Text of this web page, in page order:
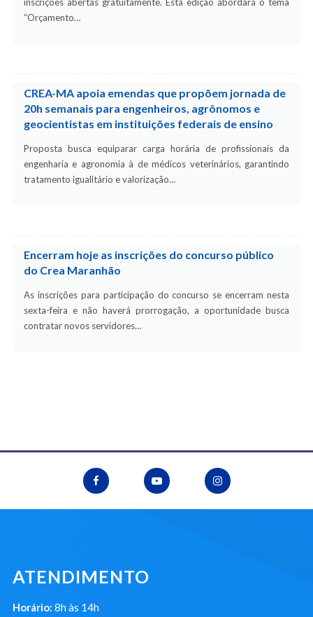
inscrições abertas gratuitamente. Esta edição abordará o tema
“Orçamento…
CREA-MA apoia emendas que propõem jornada de
20h semanais para engenheiros, agrônomos e
geocientistas em instituições federais de ensino
Proposta busca equiparar carga horária de profissionais da
engenharia e agronomia à de médicos veterinários, garantindo
tratamento igualitário e valorização…
Encerram hoje as inscrições do concurso público
do Crea Maranhão
As inscrições para participação do concurso se encerram nesta
sexta-feira e não haverá prorrogação, a oportunidade busca
contratar novos servidores…
ATENDIMENTO
Horário: 8h às 14h